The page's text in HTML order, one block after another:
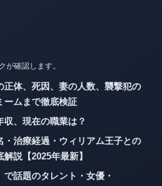
が確認します。
体、死因、妻の人数、襲撃犯の
ームまで徹底検証
、現在の職業は？
治療経過・ウィリアム王子との
説【2025年最新】
話題のタレント・女優・